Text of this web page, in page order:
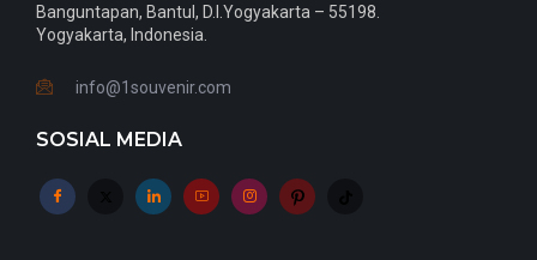
Banguntapan, Bantul, D.I.Yogyakarta – 55198.
Yogyakarta, Indonesia.
info@1souvenir.com
SOSIAL MEDIA